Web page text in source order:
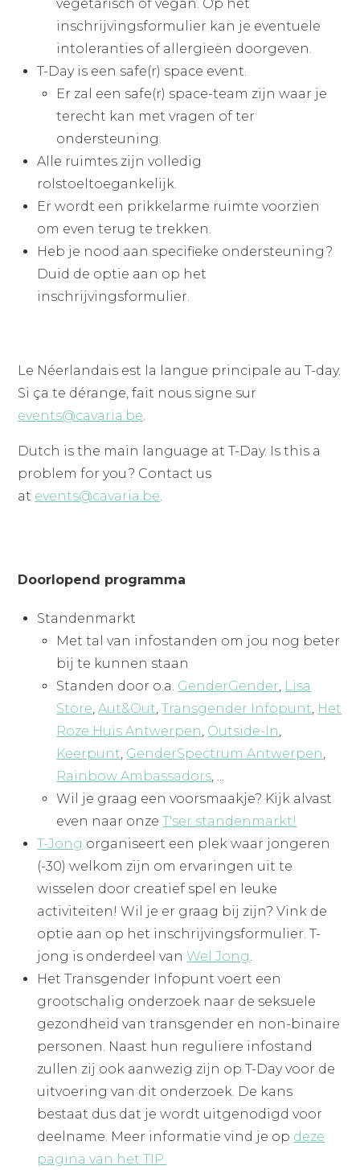
vegetarisch of vegan. Op het
inschrijvingsformulier kan je eventuele
intoleranties of allergieën doorgeven.
T-Day is een safe(r) space event.
Er zal een safe(r) space-team zijn waar je
terecht kan met vragen of ter
ondersteuning.
Alle ruimtes zijn volledig
rolstoeltoegankelijk.
Er wordt een prikkelarme ruimte voorzien
om even terug te trekken.
Heb je nood aan specifieke ondersteuning?
Duid de optie aan op het
inschrijvingsformulier.
Le Néerlandais est la langue principale au T-day.
Si ça te dérange, fait nous signe sur
events@cavaria.be
Dutch is the main language at T-Day. Is this a
problem for you? Contact us
at events@cavaria.be
Doorlopend programma
Standenmarkt
Met tal van infostanden om jou nog beter
bij te kunnen staan
Standen door o.a. GenderGender Lisa
Store ,Aut&Out ,Transgender Infopunt Het
Roze Huis Antwerpen Outside-In
Keerpunt GenderSpectrum Antwerpen
Rainbow Ambassadors
Wil je graag een voorsmaakje? Kijk alvast
even naar onzeT'ser standenmarkt!
T-Jong organiseert een plek waar jongeren
(-30) welkom zijn om ervaringen uit te
wisselen door creatief spel en leuke
activiteiten! Wil je er graag bij zijn? Vink de
optie aan op het inschrijvingsformulier. T-
jong is onderdeel vanWel Jong
Het Transgender Infopunt voert een
grootschalig onderzoek naar de seksuele
gezondheid van transgender en non-binaire
personen. Naast hun reguliere infostand
zullen zij ook aanwezig zijn op T-Day voor de
uitvoering van dit onderzoek. De kans
bestaat dus dat je wordt uitgenodigd voor
deelname. Meer informatie vind je op deze
pagina van het TIP.